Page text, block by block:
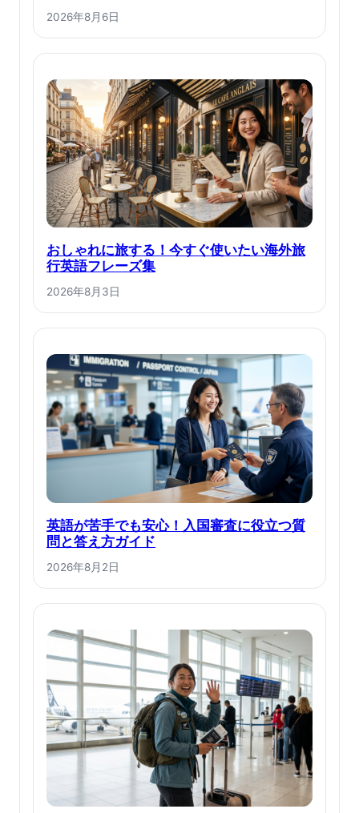
2026年8月6日
おしゃれに旅する！今すぐ使いたい海外旅
行英語フレーズ集
2026年8月3日
英語が苦手でも安心！入国審査に役立つ質
問と答え方ガイド
2026年8月2日